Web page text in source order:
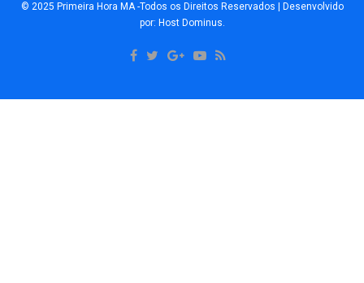
© 2025 Primeira Hora MA-Todos os Direitos Reservados
| Desenvolvido
por: Host Dominus.